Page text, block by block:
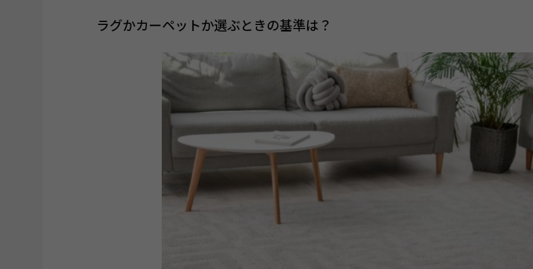
ラグかカーペットか選ぶときの基準は？